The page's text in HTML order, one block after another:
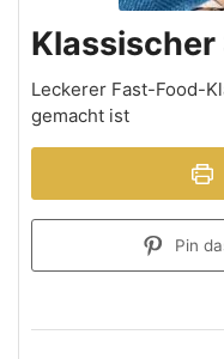
Klassischer
Leckerer Fast-Food-
gemacht ist
Pin